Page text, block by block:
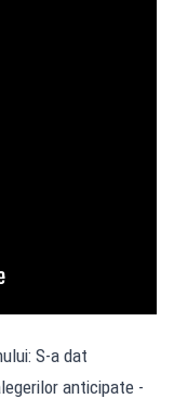
S-a dat
anticipate -